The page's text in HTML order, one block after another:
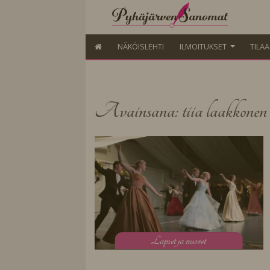
NÄKÖISLEHTI ILMOITUKSET
Avainsana: tiia laakkonen
Lapset ja nuoret